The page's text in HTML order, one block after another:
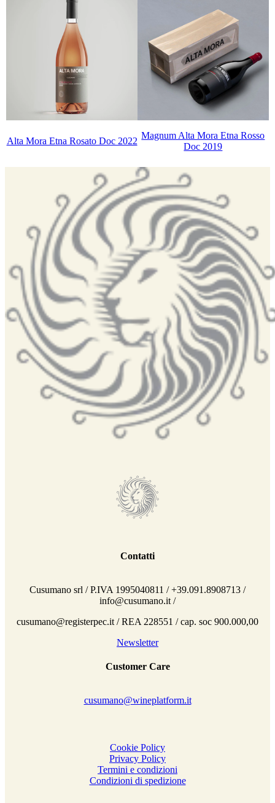
Alta Mora Etna Rosato Doc 2022
Magnum Alta Mora Etna Rosso
Doc 2019
Contatti
Cusumano srl / P.IVA 1995040811 / +39.091.8908713 /
info@cusumano.it /
cusumano@registerpec.it / REA 228551 / cap. soc 900.000,00
Newsletter
Customer Care
cusumano@wineplatform.it
Cookie Policy
Privacy Policy
Termini e condizioni
Condizioni di spedizione